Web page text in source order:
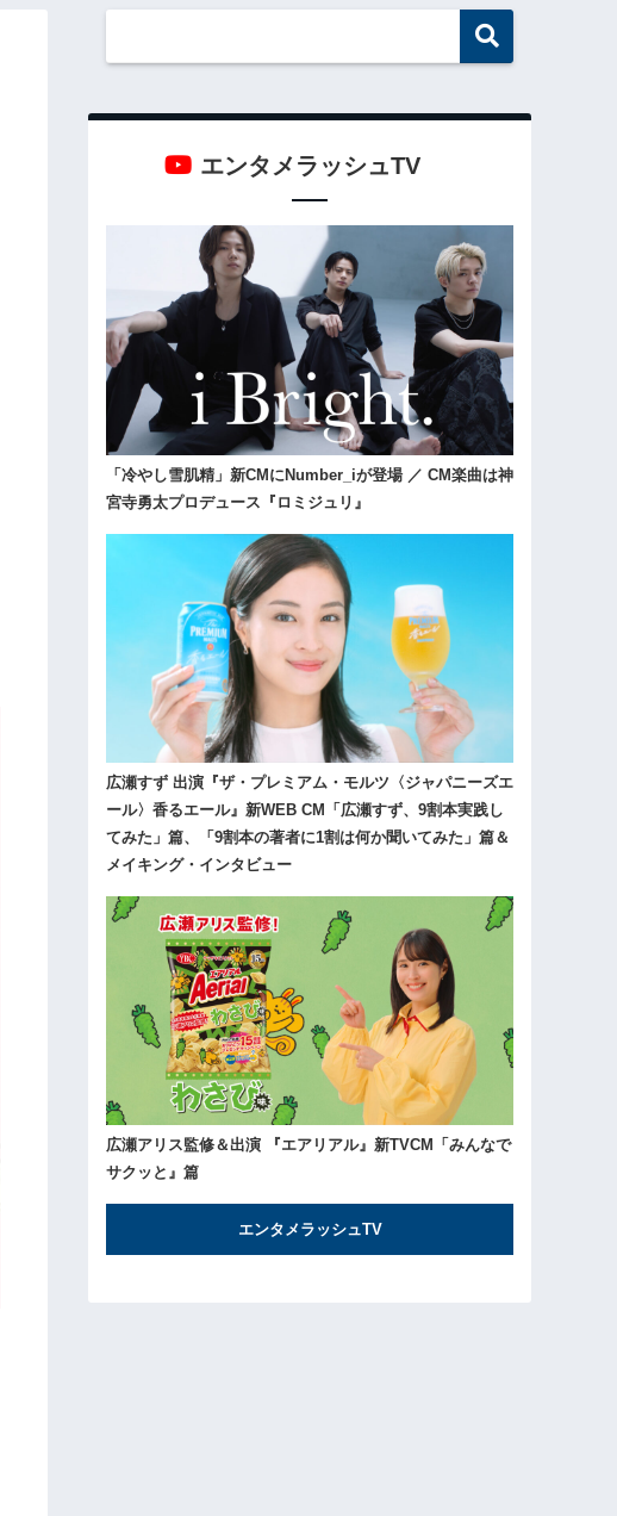
エンタメラッシュTV
「冷やし雪肌精」新CMにNumber_iが登場 ／ CM楽曲は神
宮寺勇太プロデュース『ロミジュリ』
広瀬すず 出演『ザ・プレミアム・モルツ〈ジャパニーズエ
ール〉香るエール』新WEB CM「広瀬すず、9割本実践し
てみた」篇、「9割本の著者に1割は何か聞いてみた」篇＆
メイキング・インタビュー
広瀬アリス監修＆出演 『エアリアル』新TVCM「みんなで
サクッと』篇
エンタメラッシュTV